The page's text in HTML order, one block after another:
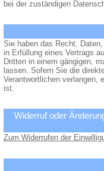
bei der zuständigen
Sie haben das Recht,
in Erfüllung eines Vertrags
Dritten in einem gängigen,
lassen. Sofern Sie die
Verantwortlichen verlangen,
ist.
Widerruf oder
Zum Widerrufen der